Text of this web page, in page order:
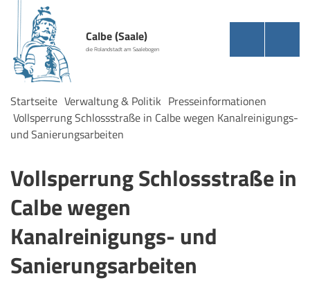
Calbe (Saale)
die Rolandstadt am Saalebogen
Startseite Verwaltung & Politik Presseinformationen
Vollsperrung Schlossstraße in Calbe wegen Kanalreinigungs-
und Sanierungsarbeiten
Vollsperrung Schlossstraße in
Calbe wegen
Kanalreinigungs- und
Sanierungsarbeiten